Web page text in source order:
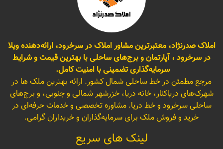
املاک صدرنژاد، معتبرترین مشاور املاک در سرخرود، ارائه‌دهنده ویلا
در سرخرود ، آپارتمان و برج‌های ساحلی با بهترین قیمت و شرایط
سرمایه‌گذاری تضمینی با امنیت کامل.
مرجع مطمئن در خط ساحلی شمال کشور. ارائه بهترین ملک ها در
شهرک‌های دریاکنار، خانه دریا، خزرشهر شمالی و جنوبی، و برج‌های
ساحلی سرخرود و خط دریا. مشاوره تخصصی و خدمات حرفه‌ای در
خرید و فروش ملک برای سرمایه‌گذاران و خریداران گرامی.
لینک های سریع